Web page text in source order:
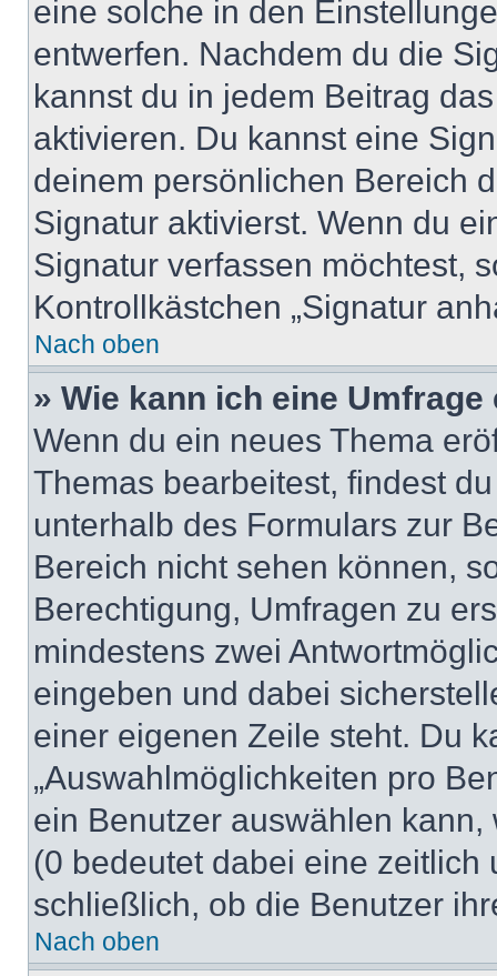
eine solche in den
entwerfen. Nachdem du die
kannst du in jedem Beitrag
aktivieren. Du kannst eine
deinem persönlichen Bereich
Signatur aktivierst. Wenn du
Signatur verfassen möchtest,
Kontrollkästchen „Signatur
Nach oben
» Wie kann ich eine
Wenn du ein neues Thema
Themas bearbeitest, findest
unterhalb des Formulars zur
Bereich nicht sehen können,
Berechtigung, Umfragen zu
mindestens zwei
eingeben und dabei
einer eigenen Zeile steht. Du
„Auswahlmöglichkeiten pro
ein Benutzer auswählen
(0 bedeutet dabei eine
schließlich, ob die Benutzer
Nach oben